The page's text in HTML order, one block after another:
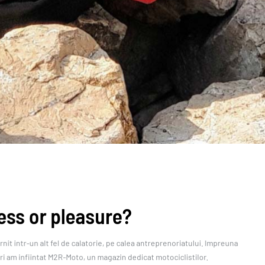
or pleasure?
intr-un alt fel de calatorie, pe calea antreprenoriatului. Impreuna
am infiintat M2R-Moto, un magazin dedicat motociclistilor.